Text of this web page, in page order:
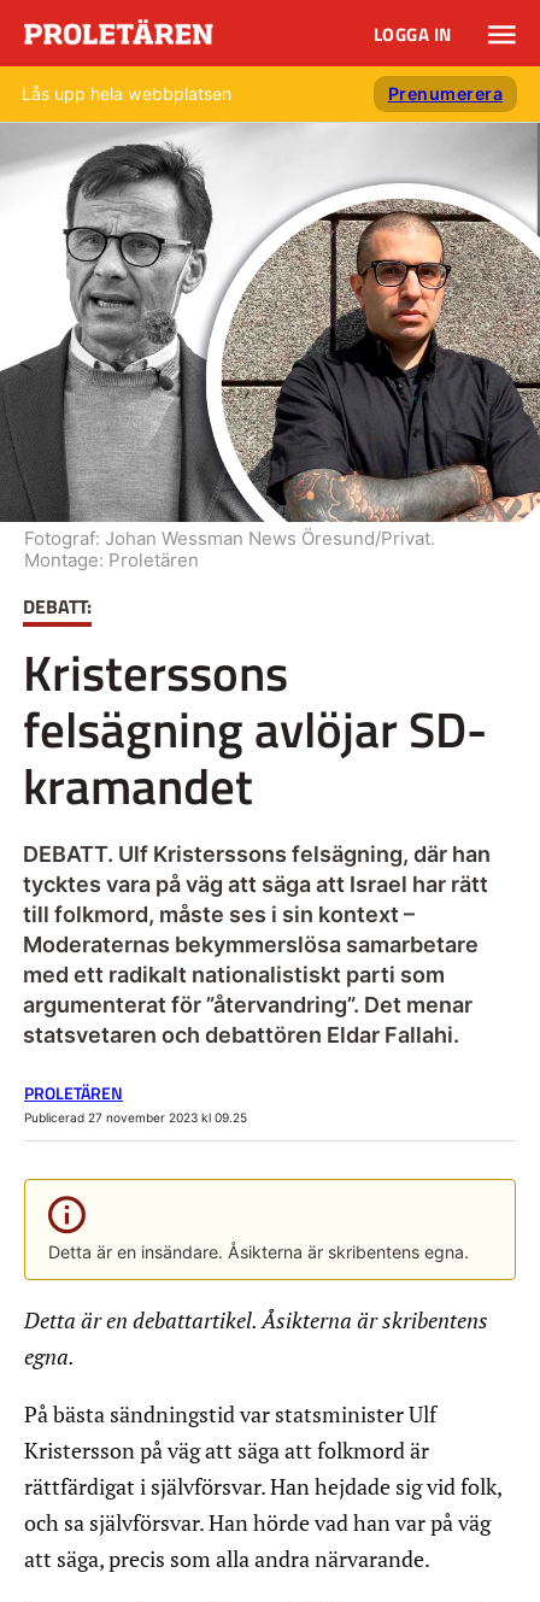
LOGGA IN
Lås upp hela webbplatsen Prenumerera
DEBATT:
Kristerssons
felsägning avlöjar SD-
kramandet
DEBATT. Ulf Kristerssons felsägning, där han
tycktes vara på väg att säga att Israel har rätt
till folkmord, måste ses i sin kontext –
Moderaternas bekymmerslösa samarbetare
med ett radikalt nationalistiskt parti som
argumenterat för ”återvandring”. Det menar
statsvetaren och debattören Eldar Fallahi.
Fotograf: Johan Wessman News Öresund/Privat.
Montage: Proletären
PROLETÄREN
Publicerad 27 november 2023 kl 09.25
Detta är en insändare. Åsikterna är skribentens egna.
Detta är en debattartikel. Åsikterna är skribentens
egna.
På bästa sändningstid var statsminister Ulf
Kristersson på väg att säga att folkmord är
rättfärdigat i självförsvar. Han hejdade sig vid folk,
och sa självförsvar. Han hörde vad han var på väg
att säga, precis som alla andra närvarande.